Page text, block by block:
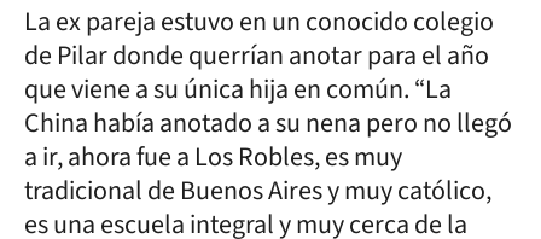
La ex pareja estuvo en un conocido colegio
de Pilar donde querrían anotar para el año
que viene a su única hija en común. “La
China había anotado a su nena pero no llegó
a ir, ahora fue a Los Robles, es muy
tradicional de Buenos Aires y muy católico,
es una escuela integral y muy cerca de la